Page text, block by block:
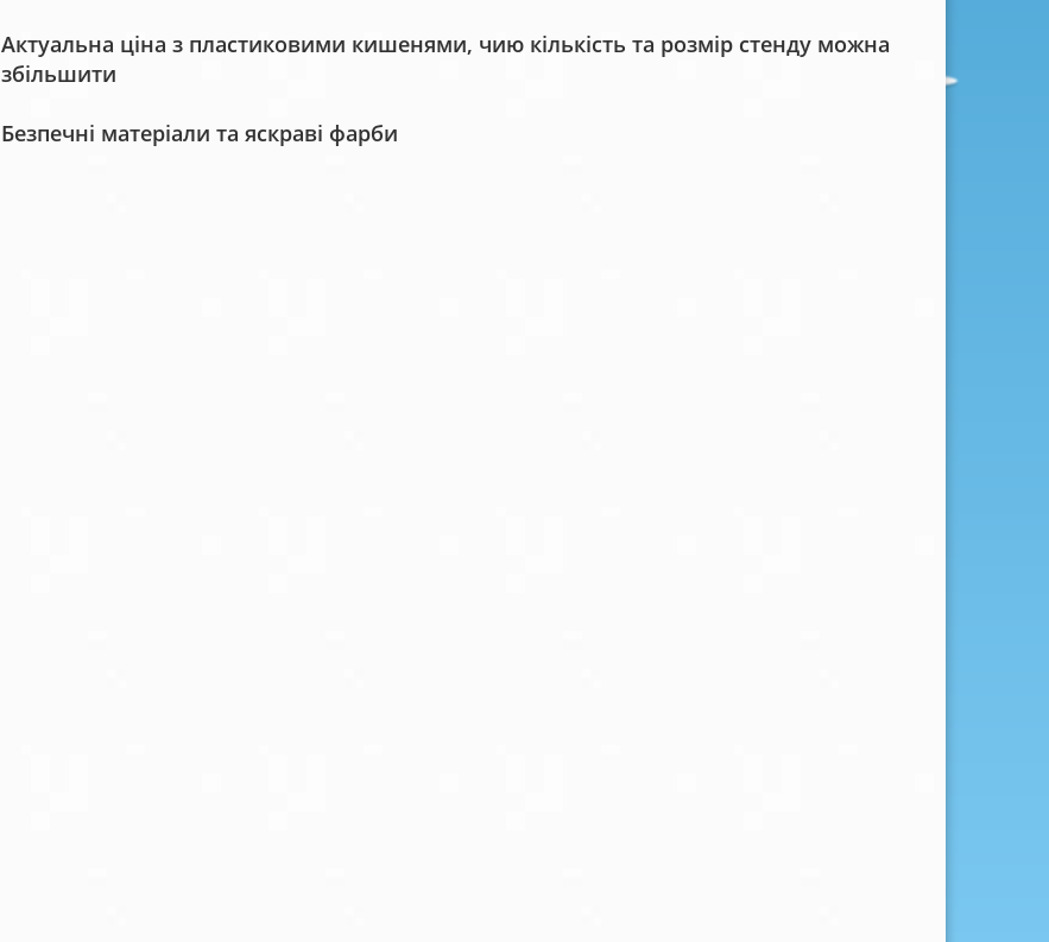
Актуальна ціна з пластиковими кишенями, чию кількість та розмір стенду можна
збільшити
Безпечні матеріали та яскраві фарби